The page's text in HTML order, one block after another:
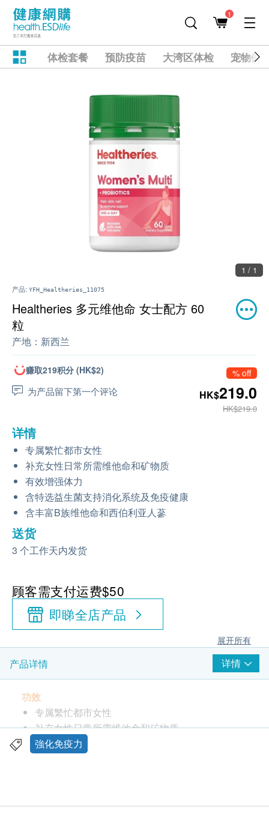
1
体检套餐 预防疫苗 大湾区体检 宠物健
1 / 1
产品: YFH_Healtheries_11075
Healtheries 多元维他命 女士配方 60
粒
产地： 新西兰
赚取219积分 (HK$2)
为产品留下第一个评论
% off
HK$219.0
HK$219.0
详情
专属繁忙都市女性
补充女性日常所需维他命和矿物质
有效增强体力
含特选益生菌支持消化系统及免疫健康
含丰富B族维他命和西伯利亚人蔘
送货
3 个工作天内发货
顾客需支付运费$50
即睇全店产品
展开所有
产品详情 详情
功效
专属繁忙都市女性
补充女性日常所需维他命和矿物质
有效增强体力
強化免疫力